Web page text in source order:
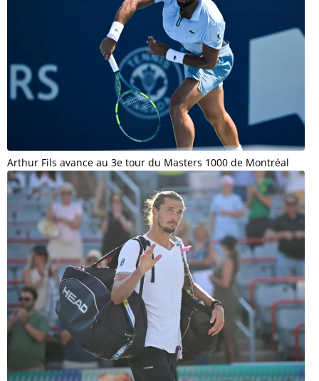
Arthur Fils avance au 3e tour du Masters 1000 de Montréal